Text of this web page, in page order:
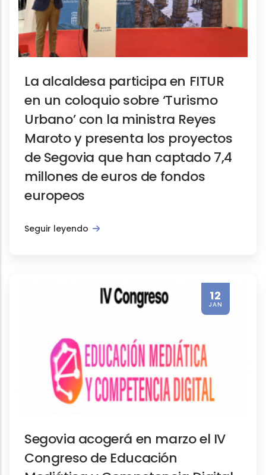
La alcaldesa participa en FITUR
en un coloquio sobre ‘Turismo
Urbano’ con la ministra Reyes
Maroto y presenta los proyectos
de Segovia que han captado 7,4
millones de euros de fondos
europeos
Seguir leyendo
12
JAN
Segovia acogerá en marzo el IV
Congreso de Educación